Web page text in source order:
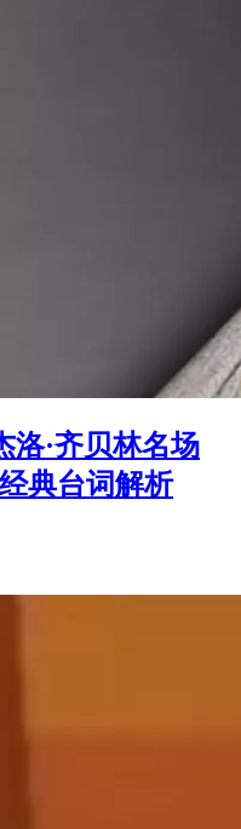
洛·齐贝林名场
典台词解析